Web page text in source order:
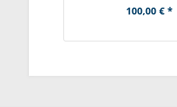
100,00 € *